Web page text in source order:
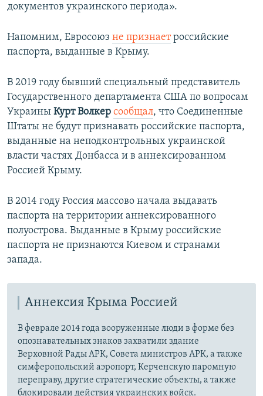
документов украинского периода».
Напомним, Евросоюз не признаетроссийские
паспорта, выданные в Крыму.
В 2019 году бывший специальный представитель
Государственного департамента США по вопросам
Украины Курт Волкер сообщал, что Соединенные
Штаты не будут признавать российские паспорта,
выданные на неподконтрольных украинской
власти частях Донбасса и в аннексированном
Россией Крыму.
В 2014 году Россия массово начала выдавать
паспорта на территории аннексированного
полуострова. Выданные в Крыму российские
паспорта не признаются Киевом и странами
запада.
Аннексия Крыма Россией
В феврале 2014 года вооруженные люди в форме без
опознавательных знаков захватили здание
Верховной Рады АРК, Совета министров АРК, а также
симферопольский аэропорт, Керченскую паромную
переправу, другие стратегические объекты, а также
блокировали действия украинских войск.